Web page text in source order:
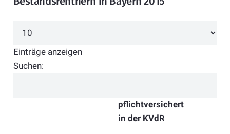
Einträge anzeigen
Suchen:
pflichtversichert
in der KVdR